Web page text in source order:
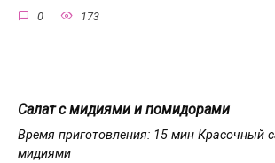
0 173
Салат с мидиями и помидорами
Время приготовления: 15 мин Красочный
мидиями